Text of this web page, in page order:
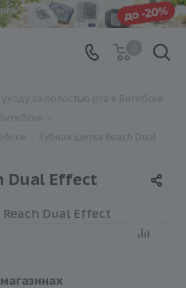
Dual Effect